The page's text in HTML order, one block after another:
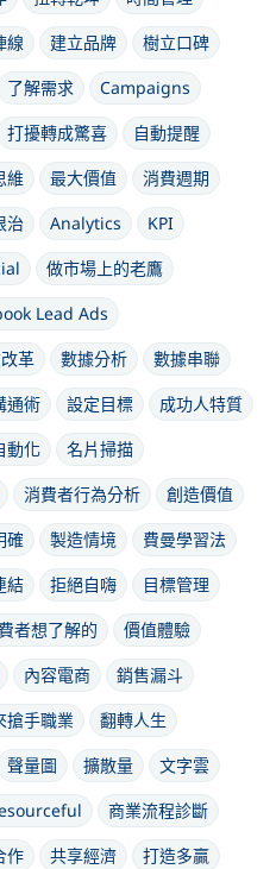
線 建立品牌
樹立口碑
了解需求
Campaigns
打擾轉成驚喜
自動提醒
維 最大價值
消費週期
治 Analytics
KPI
做市場上的老鷹
Lead Ads
革 數據分析
數據串聯
通術 設定目標
成功人特質
動化
名片掃描
消費者行為分析
創造價值
確 製造情境
費曼學習法
結 拒絕自嗨
目標管理
者想了解的
價值體驗
內容電商
銷售漏斗
搶手職業
翻轉人生
聲量圖 擴散量
文字雲
商業流程診斷
作 共享經濟
打造多贏